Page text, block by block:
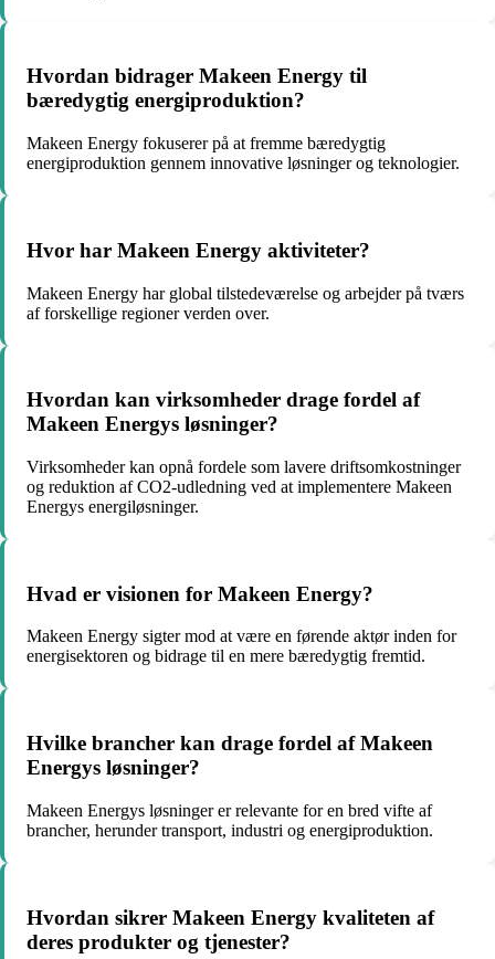
Hvordan bidrager Makeen Energy til
bæredygtig energiproduktion?
Makeen Energy fokuserer på at fremme bæredygtig
energiproduktion gennem innovative løsninger og teknologier.
Hvor har Makeen Energy aktiviteter?
Makeen Energy har global tilstedeværelse og arbejder på tværs
af forskellige regioner verden over.
Hvordan kan virksomheder drage fordel af
Makeen Energys løsninger?
Virksomheder kan opnå fordele som lavere driftsomkostninger
og reduktion af CO2-udledning ved at implementere Makeen
Energys energiløsninger.
Hvad er visionen for Makeen Energy?
Makeen Energy sigter mod at være en førende aktør inden for
energisektoren og bidrage til en mere bæredygtig fremtid.
Hvilke brancher kan drage fordel af Makeen
Energys løsninger?
Makeen Energys løsninger er relevante for en bred vifte af
brancher, herunder transport, industri og energiproduktion.
Hvordan sikrer Makeen Energy kvaliteten af
deres produkter og tjenester?